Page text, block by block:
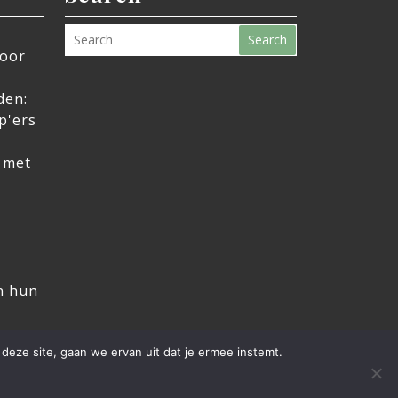
hun
Search
site, gaan we ervan uit dat je ermee instemt.